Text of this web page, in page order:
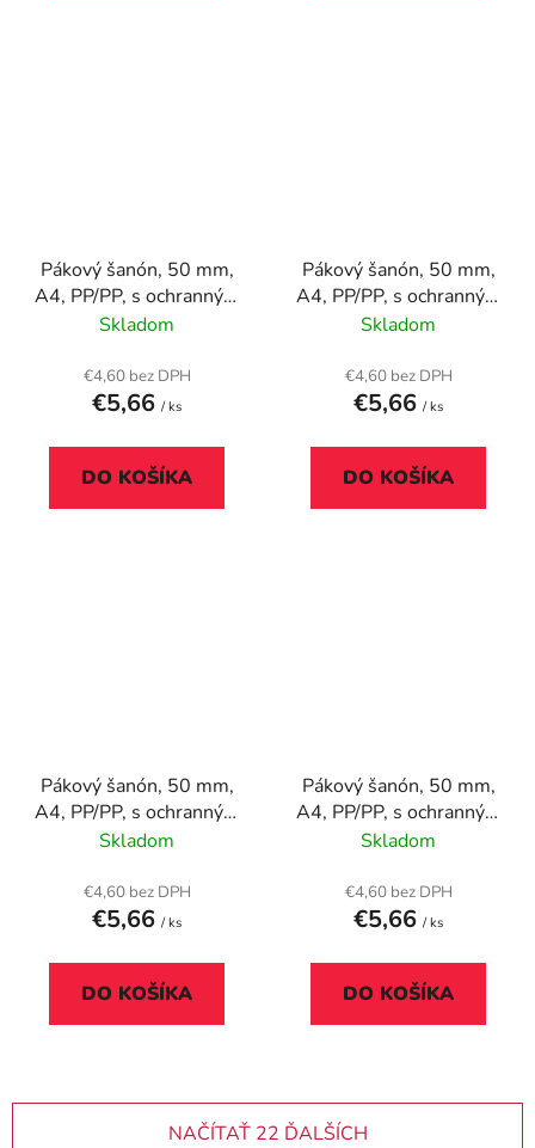
Pákový šanón, 50 mm,
A4, PP/PP, s ochranným
spodným kovaním,
broskyňový
Skladom
€4,60 bez DPH
€5,66 / ks
DO KOŠÍKA
Pákový šanón, 50 mm,
A4, PP/PP, s ochranným
spodným kovaním,
cyklámenový
Skladom
€4,60 bez DPH
€5,66 / ks
DO KOŠÍKA
Pákový šanón, 50 mm,
A4, PP/PP, s ochranným
spodným kovaním,
červený
Skladom
€4,60 bez DPH
€5,66 / ks
DO KOŠÍKA
Pákový šanón, 50 mm,
A4, PP/PP, s ochranným
spodným kovaním,
fialový
Skladom
€4,60 bez DPH
€5,66 / ks
DO KOŠÍKA
NAČÍTAŤ 22 ĎALŠÍCH